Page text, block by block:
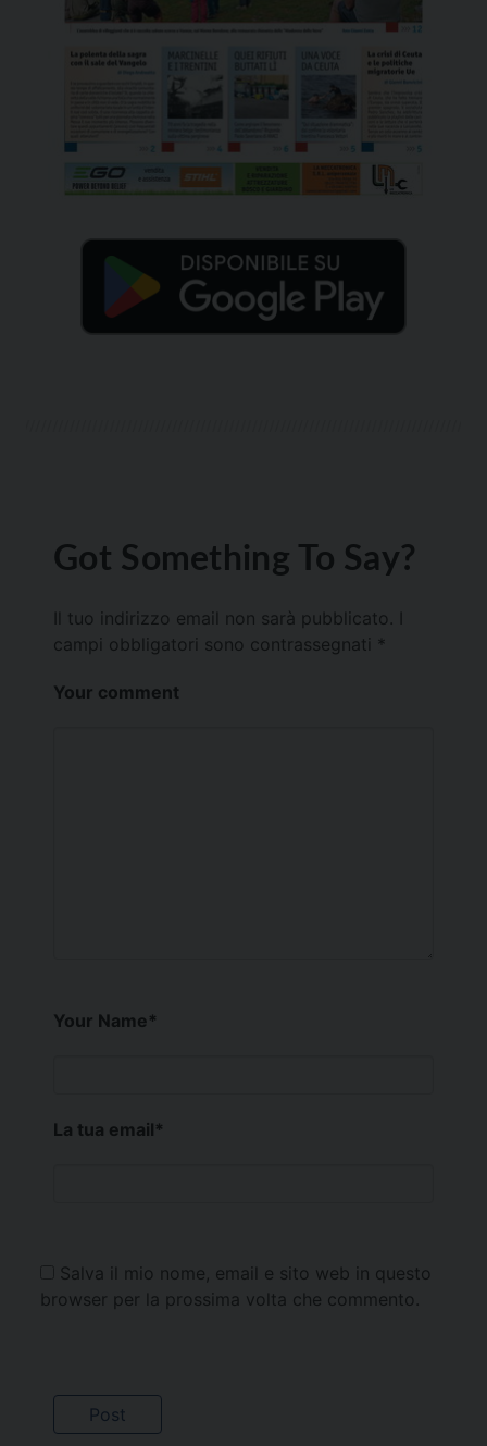
Got Something To Say?
Il tuo indirizzo email non sarà pubblicato.
campi obbligatori sono contrassegnati *
Your comment
Your Name*
La tua email*
Salva il mio nome, email e sito web in questo
browser per la prossima volta che commento.